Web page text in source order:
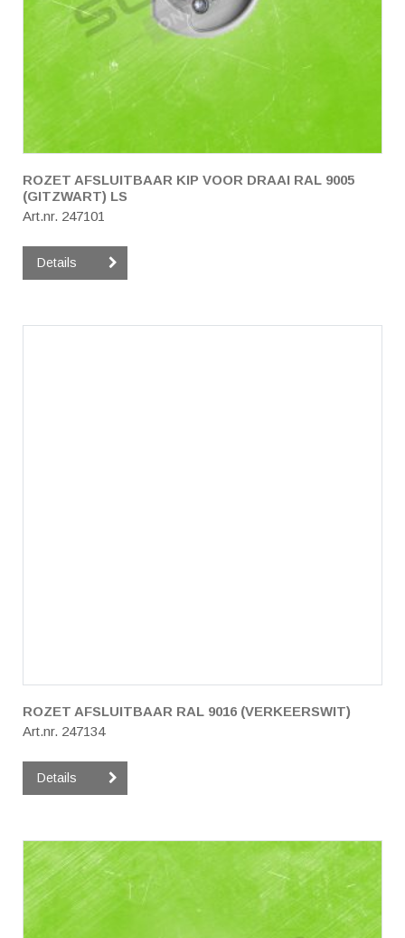
ROZET AFSLUITBAAR KIP VOOR DRAAI RAL 9005
(GITZWART) LS
Art.nr. 247101
Details
ROZET AFSLUITBAAR RAL 9016 (VERKEERSWIT)
Art.nr. 247134
Details